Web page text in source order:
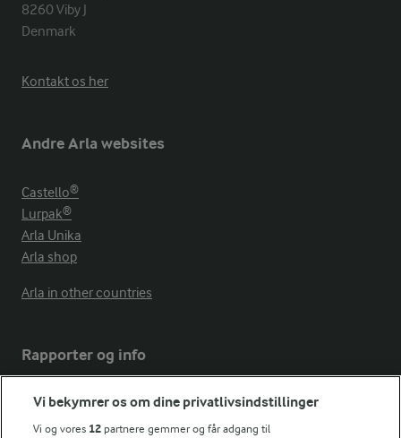
8260 Viby J
Denmark
Kontakt os her
Andre Arla websites
Castello®
Lurpak®
Arla Unika
Arla shop
Arla in other countries
Rapporter og info
Årsrapport
FarmAhead™ Check rapport
Vi bekymrer os om dine privatlivsindstillinger
Vi og vores 12 partnere gemmer og får adgang til